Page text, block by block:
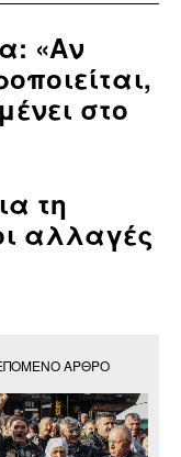
«Αν
στο
τη
αλλαγές
ΆΡΘΡΟ